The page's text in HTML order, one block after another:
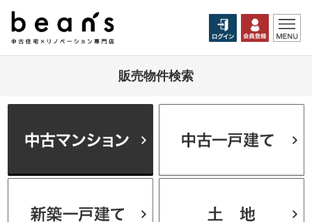
販売物件検索